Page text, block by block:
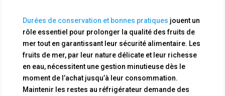
Durées de conservation et bonnes pratiques jouent un
rôle essentiel pour prolonger la qualité des fruits de
mer tout en garantissant leur sécurité alimentaire. Les
fruits de mer, par leur nature délicate et leur richesse
en eau, nécessitent une gestion minutieuse dès le
moment de l’achat jusqu’à leur consommation.
Maintenir les restes au réfrigérateur demande des